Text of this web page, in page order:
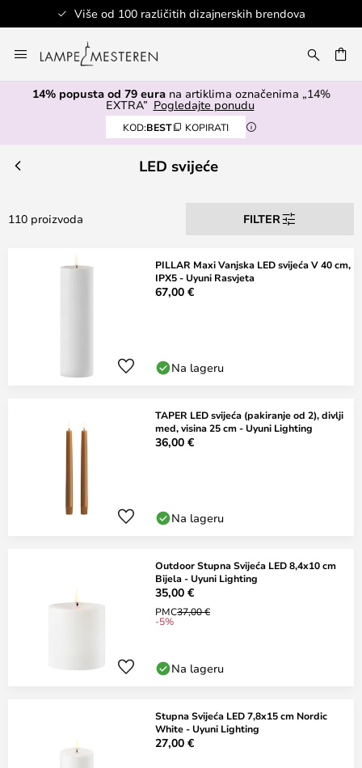
brendova Sigurno plaćanje
to
Content
14% popusta od 79 eurana artiklima označenima „14%
EXTRA” Pogledajte ponudu
KOD:BEST KOPIRATI
LED svijeće
110 proizvoda FILTER
PILLAR Maxi Vanjska LED svijeća V 40 cm,
IPX5 - Uyuni Rasvjeta
67,00 €
Na lageru
TAPER LED svijeća (pakiranje od 2), divlji
med, visina 25 cm - Uyuni Lighting
36,00 €
Na lageru
Outdoor Stupna Svijeća LED 8,4x10 cm
Bijela - Uyuni Lighting
35,00 €
PMC37,00 €
-5%
Na lageru
Stupna Svijeća LED 7,8x15 cm Nordic
White - Uyuni Lighting
27,00 €